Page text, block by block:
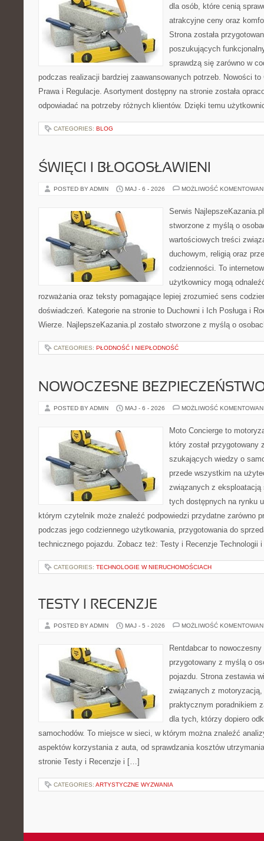
dla osób, które cenią
atrakcyjne ceny oraz
Strona została
poszukujących
sprawdzą się zarówno w
podczas realizacji bardziej zaawansowanych potrzeb. Nowości
Prawa i Regulacje. Asortyment dostępny na stronie została
odpowiadać na potrzeby różnych klientów. Dzięki temu
CATEGORIES: BLOG
ŚWIĘCI I BŁOGOSŁAWIENI
POSTED BY ADMIN MAJ - 6 - 2026 MOŻLIWOŚĆ
Serwis
stworzone z myślą o
wartościowych treści
duchowym, religią oraz
codzienności. To
użytkownicy mogą
rozważania oraz teksty pomagające lepiej zrozumieć sens
doświadczeń. Kategorie na stronie to Duchowni i Ich Posługa i
Wierze. NajlepszeKazania.pl zostało stworzone z myślą o
CATEGORIES: PŁODNOŚĆ I NIEPŁODNOŚĆ
NOWOCZESNE
POSTED BY ADMIN MAJ - 6 - 2026 MOŻLIWOŚĆ
Moto Concierge to
który został przygotowany
szukających wiedzy o
przede wszystkim na
związanych z eksploatacją
tych dostępnych na rynku
którym czytelnik może znaleźć podpowiedzi przydatne zarówno
podczas jego codziennego użytkowania, przygotowania do
technicznego pojazdu. Zobacz też: Testy i Recenzje
CATEGORIES: TECHNOLOGIE W NIERUCHOMOŚCIACH
TESTY I RECENZJE
POSTED BY ADMIN MAJ - 5 - 2026 MOŻLIWOŚĆ
Rentdabcar to
przygotowany z myślą o
pojazdu. Strona zestawia
związanych z
praktycznym poradnikiem
dla tych, którzy dopiero
samochodów. To miejsce w sieci, w którym można znaleźć
aspektów korzystania z auta, od sprawdzania kosztów
stronie Testy i Recenzje i […]
CATEGORIES: ARTYSTYCZNE WYZWANIA